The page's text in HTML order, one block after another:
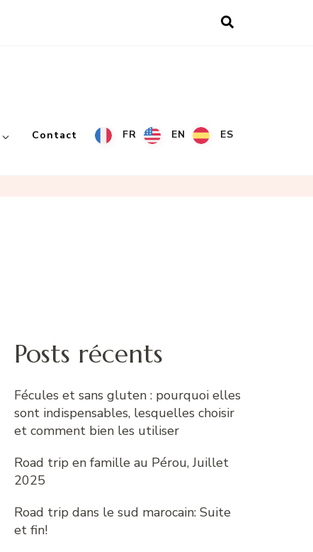
Contact FR EN ES
Posts récents
Fécules et sans gluten : pourquoi elles
sont indispensables, lesquelles choisir
et comment bien les utiliser
Road trip en famille au Pérou, Juillet
2025
Road trip dans le sud marocain: Suite
et fin!